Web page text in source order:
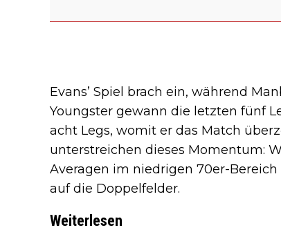
Evans’ Spiel brach ein, während
Youngster gewann die letzten fünf
acht Legs, womit er das Match
unterstreichen dieses Momentum:
Averagen im niedrigen 70er-
auf die Doppelfelder.
Weiterlesen